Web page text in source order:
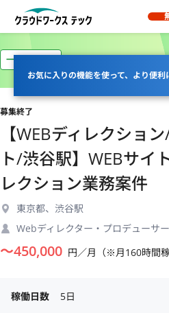
お気に入りの機能を使って、より便利
一部リモート
募集終了
【WEBディレクショ
ト/渋谷駅】WEBサイ
レクション業務案件
東京都、渋谷駅
Webディレクター・プロデューサ
〜450,000 円／月（※月160時間稼
稼働日数
5日